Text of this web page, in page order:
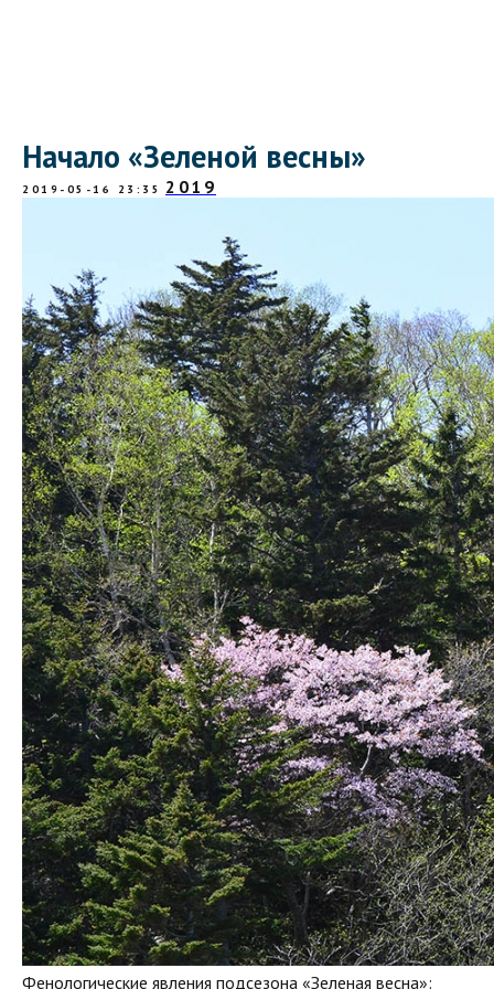
Начало «Зеленой весны»
2019-05-16 23:35 2019
Фенологические явления подсезона «Зеленая весна»: